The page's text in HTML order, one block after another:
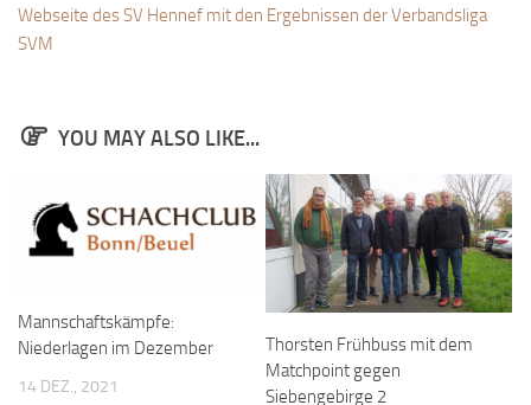
Mitglied werden
Datenschutzordnung
Ausschreibungen
Links
Webseite des SV Hennef mit den Ergebnissen der Verbandsliga
SVM
YOU MAY ALSO LIKE...
Mannschaftskämpfe:
Niederlagen im Dezember
14 DEZ., 2021
Thorsten Frühbuss mit dem
Matchpoint gegen
Siebengebirge 2